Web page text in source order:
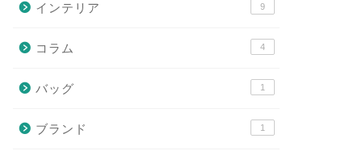
インテリア 9
コラム 4
バッグ 1
ブランド 1